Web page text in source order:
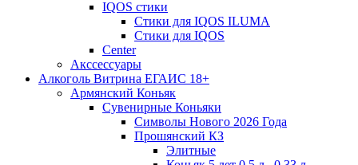
IQOS стики
Стики для IQOS ILUMA
Стики для IQOS
Сenter
Акссессуары
Алкоголь Витрина ЕГАИС 18+
Армянский Коньяк
Сувенирные Коньяки
Символы Нового 2026 Года
Прошянский КЗ
Элитные